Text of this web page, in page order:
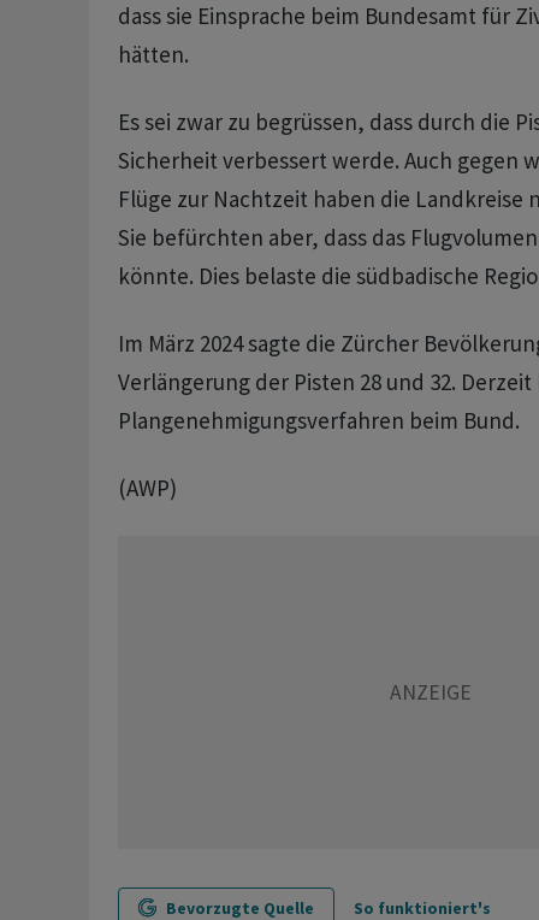
dass sie Einsprache beim Bundesamt für
hätten.
Es sei zwar zu begrüssen, dass durch die
Sicherheit verbessert werde. Auch gegen
Flüge zur Nachtzeit haben die Landkreise
Sie befürchten aber, dass das
könnte. Dies belaste die südbadische
Im März 2024 sagte die Zürcher
Verlängerung der Pisten 28 und 32. Derzeit
Plangenehmigungsverfahren beim Bund.
(AWP)
Bevorzugte Quelle So funktioniert's